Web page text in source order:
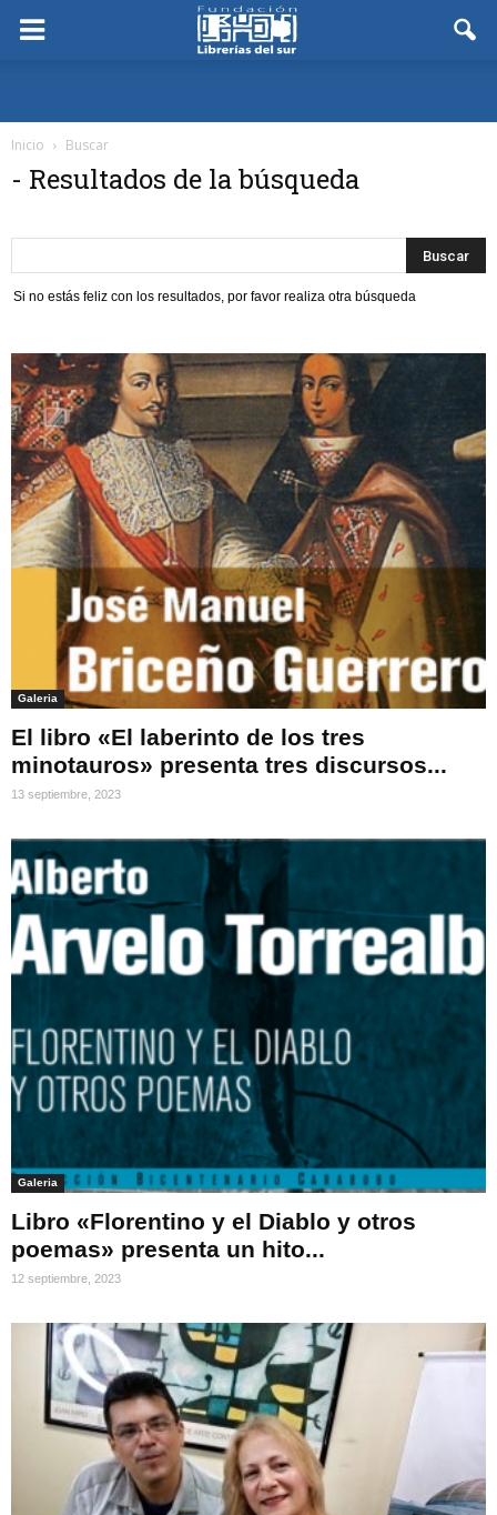
Inicio Buscar
- Resultados de la búsqueda
Si no estás feliz con los resultados, por favor realiza otra búsqueda
Galeria
El libro «El laberinto de los tres
minotauros» presenta tres discursos...
13 septiembre, 2023
Galeria
Libro «Florentino y el Diablo y otros
poemas» presenta un hito...
12 septiembre, 2023